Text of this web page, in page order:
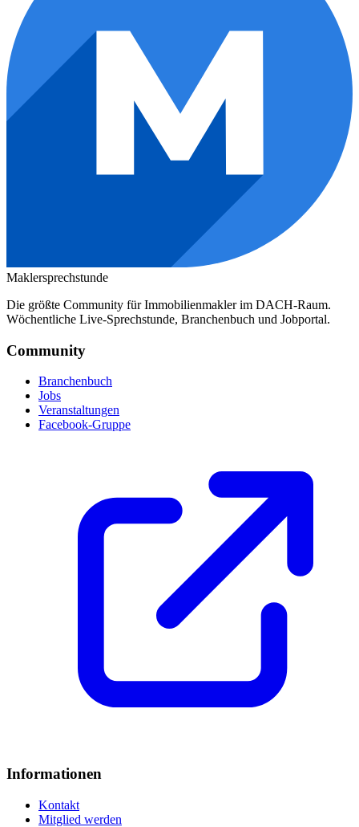
Maklersprechstunde
Die größte Community für Immobilienmakler im DACH-Raum.
Wöchentliche Live-Sprechstunde, Branchenbuch und Jobportal.
Community
Branchenbuch
Jobs
Veranstaltungen
Facebook-Gruppe
Informationen
Kontakt
Mitglied werden